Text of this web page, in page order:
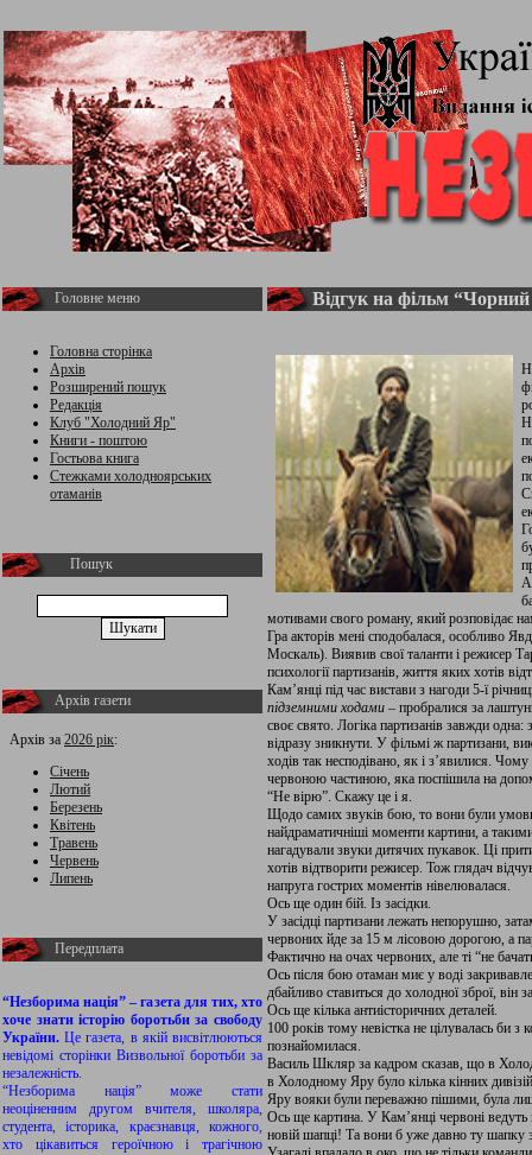
Головне меню
Головна сторінка
Архів
Розширений пошук
Редакція
Клуб "Холодний Яр"
Книги - поштою
Гостьова книга
Стежками холодноярських
отаманів
Пошук
Архів газети
Архів за 2026 рік:
Січень
Лютий
Березень
Квітень
Травень
Червень
Липень
Передплата
“Незборима нація” – газета для тих, хто
хоче знати історію боротьби за свободу
України.Це газета, в якій висвітлюються
невідомі сторінки Визвольної боротьби за
незалежність.
“Незборима нація” може стати
неоціненним другом вчителя, школяра,
студента, історика, краєзнавця, кожного,
хто цікавиться героїчною і трагічною
Відгук на фільм
мотивами свого роману, який розповідає
Гра акторів мені сподобалася, особливо
Москаль). Виявив свої таланти і режисер
психології партизанів, життя яких хотів
Кам’янці під час вистави з нагоди 5-ї
підземними ходами – пробралися за
своє свято. Логіка партизанів завжди одна:
відразу зникнути. У фільмі ж партизани,
ходів так несподівано, як і з’явилися.
червоною частиною, яка поспішила на
“Не вірю”. Скажу це і я.
Щодо самих звуків бою, то вони були
найдраматичніші моменти картини, а
нагадували звуки дитячих пукавок. Ці
хотів відтворити режисер. Тож глядач
напруга гострих моментів нівелювалася.
Ось ще один бій. Із засідки.
У засідці партизани лежать непорушно,
червоних йде за 15 м лісовою дорогою, а
Фактично на очах червоних, але ті “не
Ось після бою отаман миє у воді
дбайливо ставиться до холодної зброї,
Ось ще кілька антиісторичних деталей.
100 років тому невістка не цілувалась би
познайомилася.
Василь Шкляр за кадром сказав, що в
в Холодному Яру було кілька кінних
Яру вояки були переважно пішими, була
Ось ще картина. У Кам’янці червоні
новій шапці! Та вони б уже давно ту шапку